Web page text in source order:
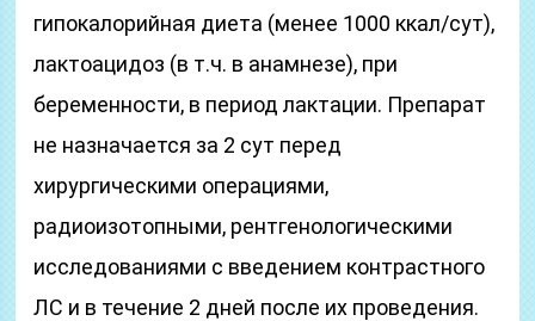
гипокалорийная диета (менее 1000 ккал/сут),
лактоацидоз (в т.ч. в анамнезе), при
беременности, в период лактации. Препарат
не назначается за 2 сут перед
хирургическими операциями,
радиоизотопными, рентгенологическими
исследованиями с введением контрастного
ЛС и в течение 2 дней после их проведения.